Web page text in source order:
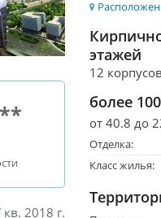
кв. 2018 г.
этажей
12
более
от 40.8 до
Отделка:
Класс жилья: